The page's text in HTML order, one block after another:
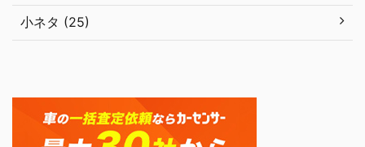
小ネタ (25)